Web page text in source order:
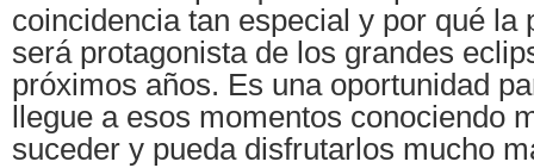
coincidencia tan especial y por qué la
será protagonista de los grandes
próximos años. Es una oportunidad
llegue a esos momentos conociendo
suceder y pueda disfrutarlos mucho